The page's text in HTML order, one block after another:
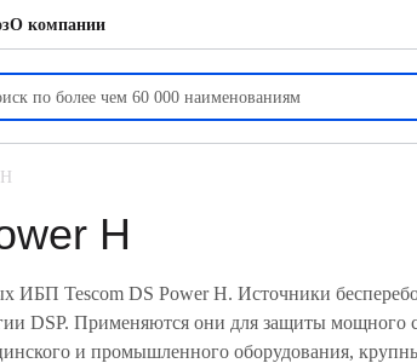
О компании
H
ИБП Tescom DS Power H. Источники
DSP. Применяются они для защиты мощного
и промышленного оборудования,